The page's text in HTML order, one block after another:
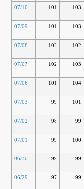
07/10 101 103
07/09 101 103
07/08 102 102
07/07 102 103
07/06 101 104
07/03 99 101
07/02 98 99
07/01 99 100
06/30
99 99
06/29
97 99